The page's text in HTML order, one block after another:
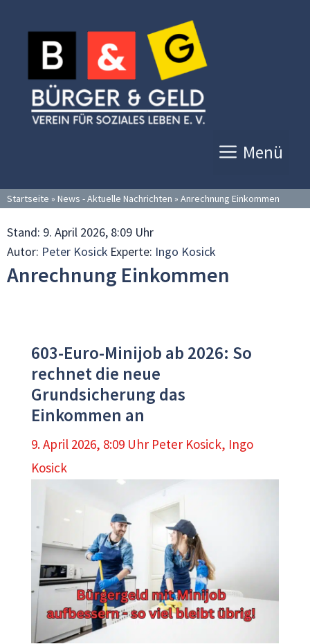
Inhalt
springen
Menü
Startseite » News - Aktuelle Nachrichten » Anrechnung Einkommen
Stand: 9. April 2026, 8:09 Uhr
Autor: Peter Kosick Experte: Ingo Kosick
Anrechnung Einkommen
603-Euro-Minijob ab 2026: So
rechnet die neue
Grundsicherung das
Einkommen an
9. April 2026, 8:09 Uhr Peter Kosick, Ingo
Kosick